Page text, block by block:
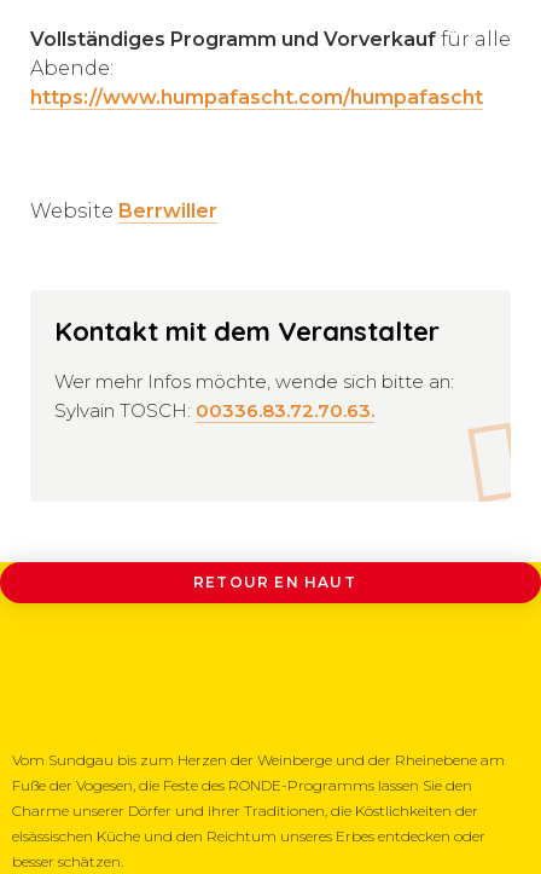
Kontakt mit dem Veranstalter
Wer mehr Infos möchte, wende sich bitte an:
Sylvain TOSCH: 00336.83.72.70.63.
Vollständiges Programm und Vorverkauf für alle
Abende:
https://www.humpafascht.com/humpafascht
Website Berrwiller
RETOUR EN HAUT
Vom Sundgau bis zum Herzen der Weinberge und der Rheinebene am
Fuße der Vogesen, die Feste des RONDE-Programms lassen Sie den
Charme unserer Dörfer und ihrer Traditionen, die Köstlichkeiten der
elsässischen Küche und den Reichtum unseres Erbes entdecken oder
besser schätzen.